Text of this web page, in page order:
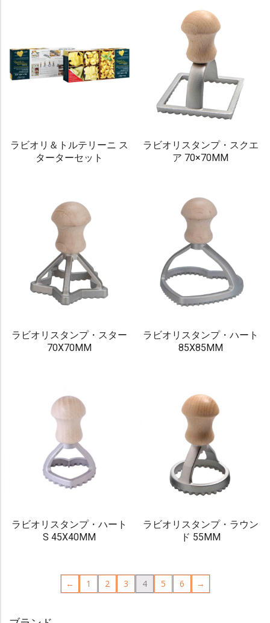
ラビオリ＆トルテリーニ ス
ターターセット
ラビオリスタンプ・スクエ
ア 70×70MM
ラビオリスタンプ・スター
70X70MM
ラビオリスタンプ・ハート
85X85MM
ラビオリスタンプ・ハート
S 45X40MM
ラビオリスタンプ・ラウン
ド 55MM
← 1 2 3 4 5 6 →